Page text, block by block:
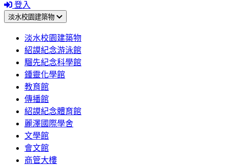
登入
淡水校園建築物
淡水校園建築物
紹謨紀念游泳館
騮先紀念科學館
鍾靈化學館
教育館
傳播館
紹謨紀念體育館
麗澤國際學舍
文學館
會文館
商管大樓